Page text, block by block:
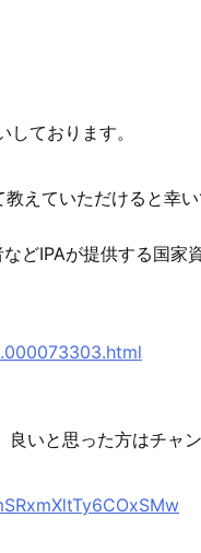
ております。
えていただけると幸い
どIPAが提供する国家
いと思った方はチャ